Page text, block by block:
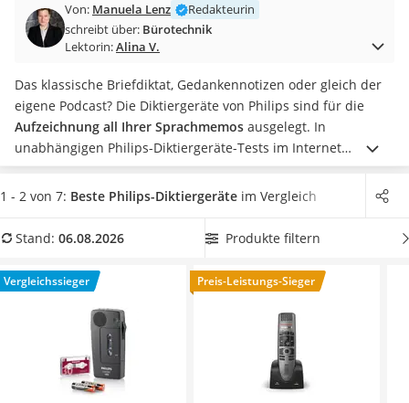
Bürohocker
Außenleuchte mit Kamera
Akku-Tischlampe
Konferenzmikrofon
Klappmatratze
Duschkopf mit Kalkfilter
Aktenvernichter Sicherheitsstufe 4
Bettgitter
Topper 100 x 200
Höhenverstellbarer Schreibtisch
Matratze 90 x 200 cm
Von: Manuela Lenz
Redakteurin
schreibt über: Bürotechnik
Lektorin:Alina V.
Das klassische Briefdiktat, Gedankennotizen oder gleich der
eigene Podcast? Die Diktiergeräte von Philips sind für die
Aufzeichnung all Ihrer Sprachmemos ausgelegt. In
unabhängigen Philips-Diktiergeräte-Tests im Internet
überzeugen die Gerätemit hervorragender Sprachqualität
und großen internen Speichern. Ein integrierter
Aufnahmen. In unserer Vergleichstabellefinden Sie Philips-
des Aufladens weiterverwenden können. Überzeugt hat uns
hier im August 2026 besonders das ModellPhilips LFH388
mit seinen Eigenschaften.
1 - 2 von 7: Beste Philips-Diktiergeräte im Vergleich
Stand: 06.08.2026 Produkte filtern
Vergleichssieger Preis-Leistungs-Sieger